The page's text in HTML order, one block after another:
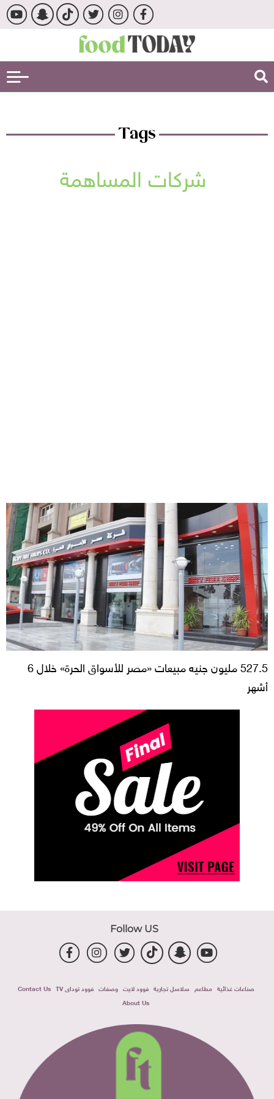
Tags
شركات المساهمة
527.5 مليون جنيه مبيعات «مصر للأسواق الحرة» خلال 6
أشهر
Follow US
صناعات غذائية مطاعم سلاسل تجارية فوود لايت وصفات فوود توداى TV
Contact Us
About Us